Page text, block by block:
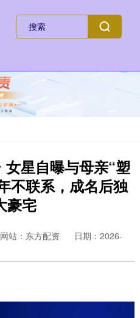
星自曝与母亲“塑
不联系，成名后独
豪宅
网站：东方配资
日期：2026-